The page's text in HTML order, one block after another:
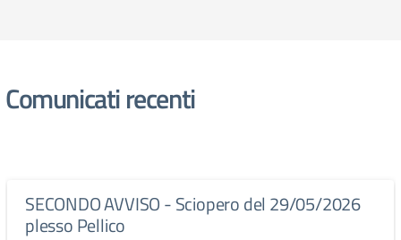
Comunicati recenti
SECONDO AVVISO - Sciopero del 29/05/2026
plesso Pellico